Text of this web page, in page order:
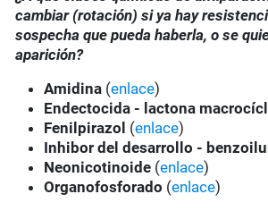
cambiar (rotación) si ya hay
sospecha que pueda haberla, o se
aparición?
Amidina (enlace)
Endectocida - lactona
Fenilpirazol (enlace)
Inhibor del desarrollo -
Neonicotinoide (enlace)
Organofosforado (enlace)